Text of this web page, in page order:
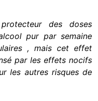
des doses
pur par semaine
, mais cet effet
par les effets nocifs
les autres risques de